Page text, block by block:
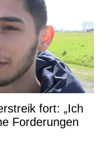
fort: „Ich
Forderungen